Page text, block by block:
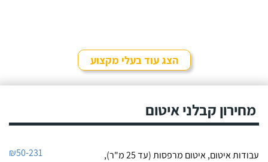
הצג עוד בעלי מקצוע
מחירון קבלני איטום
עבודות איטום, איטום מרפסות (עד 25 מ"ר),
₪50-231